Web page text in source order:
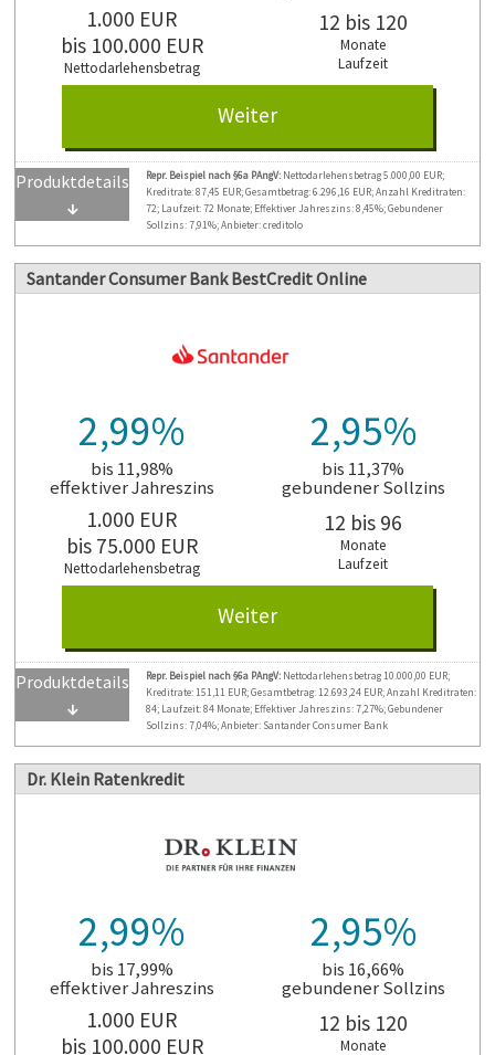
1.000 EUR
bis 100.000 EUR
Nettodarlehensbetrag
12 bis 120
Monate
Laufzeit
Weiter
Produktdetails
↓
Repr. Beispiel nach §6a PAngV: Nettodarlehensbetrag 5.000,00 EUR;
Kreditrate: 87,45 EUR; Gesamtbetrag: 6.296,16 EUR; Anzahl Kreditraten:
72; Laufzeit: 72 Monate; Effektiver Jahreszins: 8,45%; Gebundener
Sollzins: 7,91%; Anbieter: creditolo
Nettodarlehensbetrag:
von 1000 EUR bis
Monaten
Effektiver Jahreszins:
ab 1.95% bis 19.45%
Gebundener Sollzins:
ab 1.93% bis 16.20%
Die angezeigten Konditionen sind
bonitätsabhängig
Repräsentatives Beispiel nach §6a PAngV
Nettodarlehensbetrag:
5.000,00 EUR
Laufzeit:
72 Monate
Effektiver Jahreszins:
8,45%
Gebundener Sollzins:
Darlehensgeber/-vermittler
Darlehensgeber:
Abwicklung über eine Partnerbank von creditolo
Darlehensvermittler:
2,99%
bis 11,98%
effektiver Jahreszins
2,95%
bis 11,37%
gebundener Sollzins
1.000 EUR
bis 75.000 EUR
Nettodarlehensbetrag
12 bis 96
Monate
Laufzeit
Weiter
Santander Consumer Bank BestCredit Online
Produktdetails
↓
Repr. Beispiel nach §6a PAngV: Nettodarlehensbetrag 10.000,00 EUR;
Kreditrate: 151,11 EUR; Gesamtbetrag: 12.693,24 EUR; Anzahl Kreditraten:
84; Laufzeit: 84 Monate; Effektiver Jahreszins: 7,27%; Gebundener
Sollzins: 7,04%; Anbieter: Santander Consumer Bank
Allgemeine Informationen
Nettodarlehensbetrag:
von 1000 EUR bis
Effektiver Jahreszins:
ab 2.99% bis 11.98%
Gebundener Sollzins:
ab 2.95% bis 11.37%
Bearbeitungsgebühr:
0 EUR
Die angezeigten Konditionen sind
bonitätsabhängig
2,99%
bis 17,99%
effektiver Jahreszins
2,95%
bis 16,66%
gebundener Sollzins
1.000 EUR
bis 100.000 EUR
12 bis 120
Monate
Dr. Klein Ratenkredit